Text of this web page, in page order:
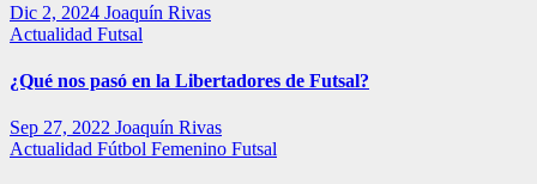
Dic 2, 2024 Joaquín Rivas
Actualidad Futsal
¿Qué nos pasó en la Libertadores de Futsal?
Sep 27, 2022 Joaquín Rivas
Actualidad Fútbol Femenino Futsal